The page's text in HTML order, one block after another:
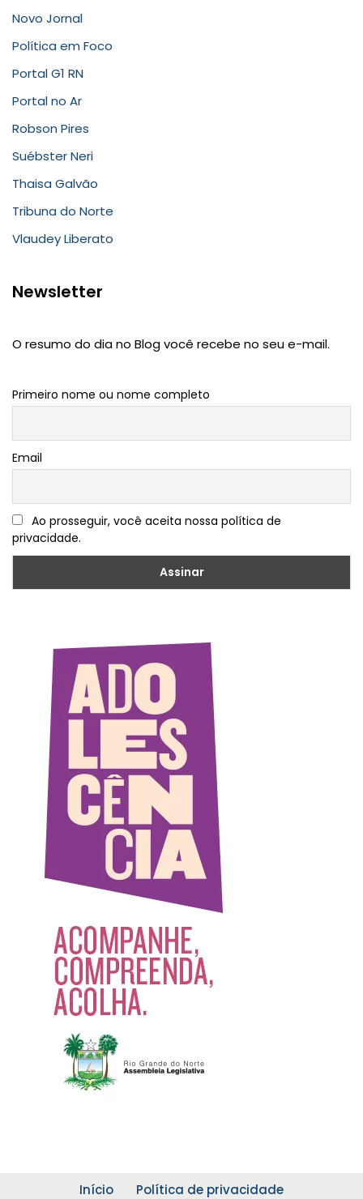
Novo Jornal
Política em Foco
Portal G1 RN
Portal no Ar
Robson Pires
Suébster Neri
Thaisa Galvão
Tribuna do Norte
Vlaudey Liberato
Newsletter
O resumo do dia no Blog você recebe no seu e-mail.
Primeiro nome ou nome completo
Email
Ao prosseguir, você aceita nossa política de
privacidade.
Início Política de privacidade